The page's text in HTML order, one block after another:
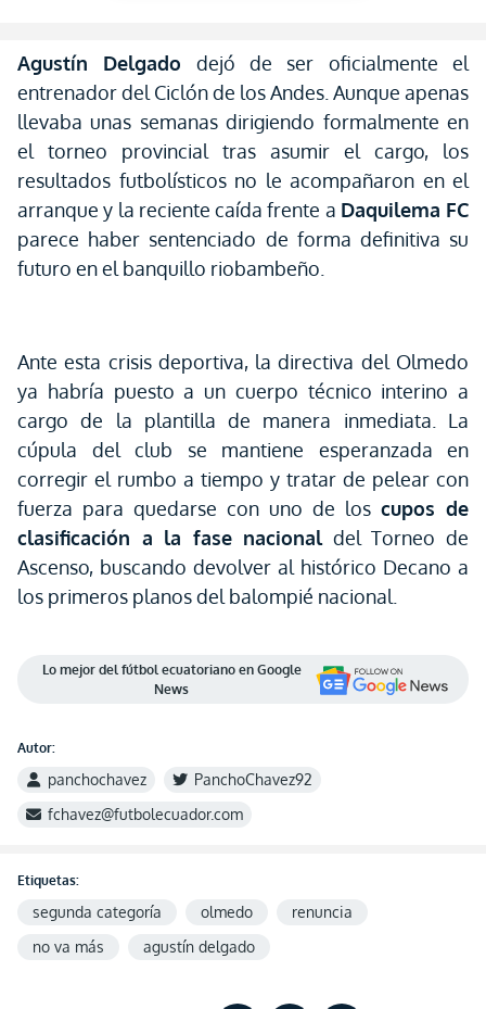
Agustín Delgado dejó de ser oficialmente el
entrenador del Ciclón de los Andes. Aunque apenas
llevaba unas semanas dirigiendo formalmente en
el torneo provincial tras asumir el cargo, los
resultados futbolísticos no le acompañaron en el
arranque y la reciente caída frente a Daquilema FC
parece haber sentenciado de forma definitiva su
futuro en el banquillo riobambeño.
Ante esta crisis deportiva, la directiva del Olmedo
ya habría puesto a un cuerpo técnico interino a
cargo de la plantilla de manera inmediata. La
cúpula del club se mantiene esperanzada en
corregir el rumbo a tiempo y tratar de pelear con
fuerza para quedarse con uno de los cupos de
clasificación a la fase nacionaldel Torneo de
Ascenso, buscando devolver al histórico Decano a
los primeros planos del balompié nacional.
Lo mejor del fútbol ecuatoriano en Google
News
Autor:
panchochavez
PanchoChavez92
fchavez@futbolecuador.com
Etiquetas:
segunda categoría olmedo
renuncia
no va más
agustín delgado